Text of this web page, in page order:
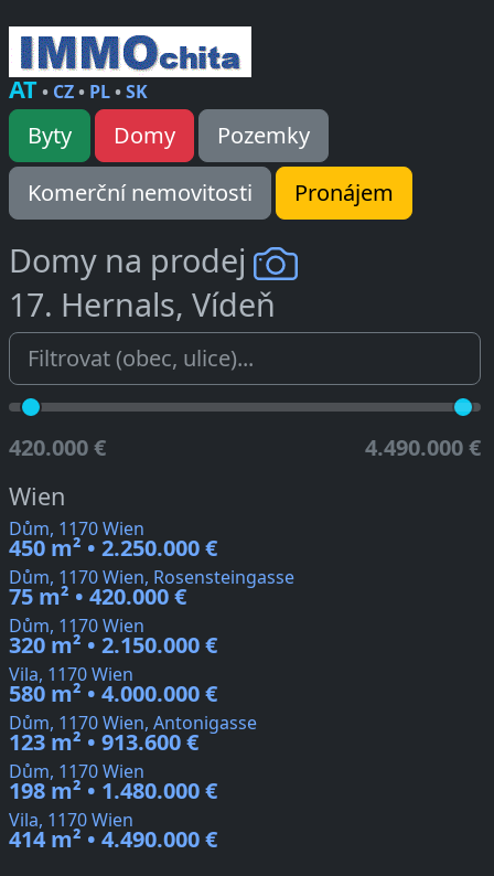
AT• CZ• PL•SK
Byty Domy
Pozemky
Komerční nemovitosti
Pronájem
Domy na prodej
17. Hernals, Vídeň
420.000 € 4.490.000 €
Wien
Dům, 1170 Wien
450 m² • 2.250.000 €
Dům, 1170 Wien, Rosensteingasse
75 m² • 420.000 €
Dům, 1170 Wien
320 m² • 2.150.000 €
Vila, 1170 Wien
580 m² • 4.000.000 €
Dům, 1170 Wien, Antonigasse
123 m² • 913.600 €
Dům, 1170 Wien
198 m² • 1.480.000 €
Vila, 1170 Wien
414 m² • 4.490.000 €